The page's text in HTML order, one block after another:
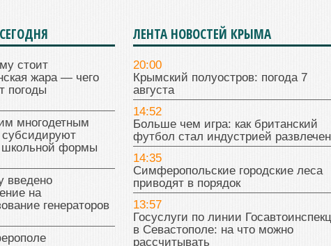
стоит
жара — чего
погоды
многодетным
школьной формы
введено
на
генераторов
ЛЕНТА НОВОСТЕЙ КРЫМА
20:00
Крымский полуостров: погода 7
августа
14:52
Больше чем игра: как британский
футбол стал индустрией
14:35
Симферопольские городские леса
приводят в порядок
13:57
Госуслуги по линии
в Севастополе: на что можно
рассчитывать